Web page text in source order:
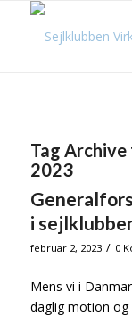
Tag
2023
i
februar 2, 2023 / 0
Mens vi i
daglig motion